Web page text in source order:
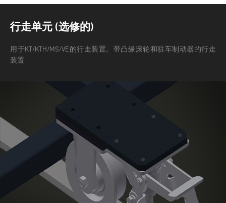
行走单元 (选修的)
用于KT/KTH/MS/VE的行走装置。带凸缘滚轮和驻车制动器的行走
装置